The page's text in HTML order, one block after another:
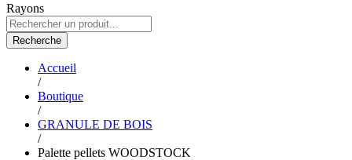
Rayons
Recherche
Accueil
/
Boutique
/
GRANULE DE BOIS
/
Palette pellets WOODSTOCK